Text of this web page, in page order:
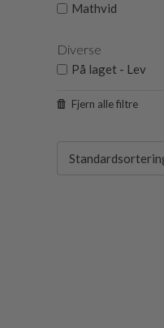
Mathvid
Diverse
På laget - Lev
Fjern alle filtre